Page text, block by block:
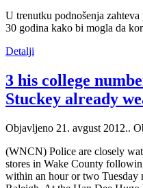
U trenutku podnošenja
30 godina kako bi mogla da
Detalji
3 his college
Stuckey already
Objavljeno 21. avgust 2012..
(WNCN) Police are closely
stores in Wake County
within an hour or two